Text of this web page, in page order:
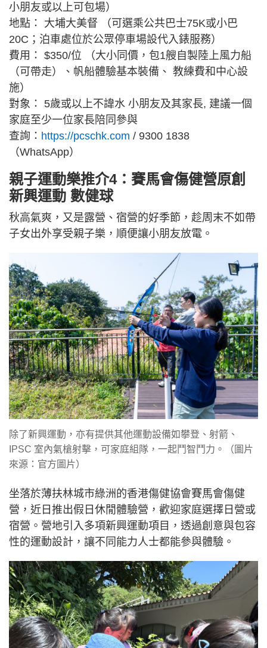
小朋友或以上可包場）
地點： 大埔大美督 （可選乘公共巴士75K或小巴
20C；泊車處位於公眾停車場設代入錶服務）
費用： $350/位 （大小同價，包1艘自製陸上風力船
（可帶走）、帆船體驗基本裝備、 教練費和中心設
施）
對象： 5歲或以上不諱水 小朋友及其家長, 建議一個
家庭至少一位家長陪同參與
查詢： https://pcschk.com / 9300 1838
（WhatsApp）
親子運動樂推介4：賽馬會傷健營原創
新興運動 數健球
秋高氣爽，又是露營、宿營的好季節，趁周末不如帶
子女出外享受親子樂，順便讓小朋友放電。
除了新興運動，亦有提供其他運動設備如攀登、射箭、
IPSC 室內氣槍射擊，可家庭組隊，一起鬥智鬥力。（圖片
來源：官方圖片）
坐落於薄扶林城市綠洲的香港傷健協會賽馬會傷健
營，近日推出假日休閒體驗營，歡迎家庭選擇日營或
宿營。營地引入多項新興運動項目，透過創意與包容
性的運動設計，讓不同能力人士都能參與體驗。